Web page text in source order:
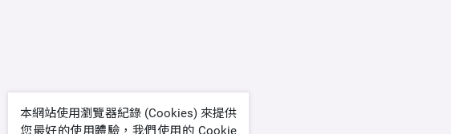
本網站使用瀏覽器紀錄 (Cookies) 來提供
您最好的使用體驗，我們使用的 Cookie